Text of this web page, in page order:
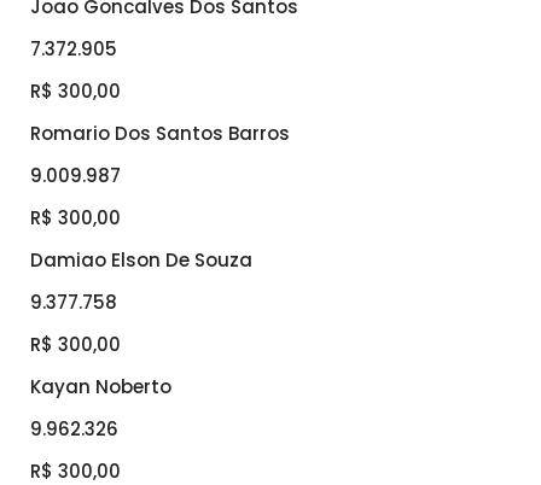
Joao Goncalves Dos Santos
7.372.905
R$ 300,00
Romario Dos Santos Barros
9.009.987
R$ 300,00
Damiao Elson De Souza
9.377.758
R$ 300,00
Kayan Noberto
9.962.326
R$ 300,00